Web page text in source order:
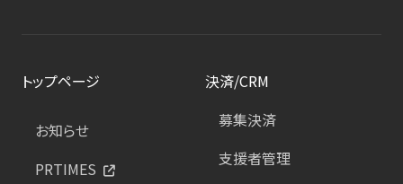
トップページ
お知らせ
PRTIMES
決済/CRM
募集決済
支援者管理